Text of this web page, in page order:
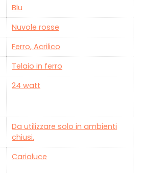
‎Blu
‎Nuvole rosse
‎Ferro, Acrilico
‎Telaio in ferro
‎24 watt
‎Da utilizzare solo in ambienti
chiusi.
‎Carialuce